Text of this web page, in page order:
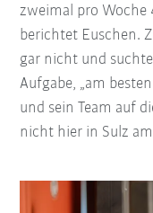
zweimal pro Woche
berichtet Euschen.
gar nicht und
Aufgabe, „am
und sein Team auf
nicht hier in Sulz